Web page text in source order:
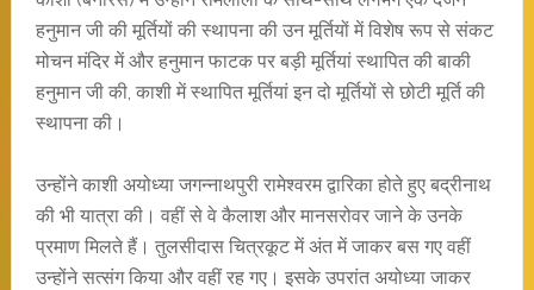
हनुमान जी की मूर्तियों की स्थापना की उन मूर्तियों में विशेष रूप से संकट
मोचन मंदिर में और हनुमान फाटक पर बड़ी मूर्तियां स्थापित की बाकी
हनुमान जी की, काशी में स्थापित मूर्तियां इन दो मूर्तियों से छोटी मूर्ति की
स्थापना की।
उन्होंने काशी अयोध्या जगन्नाथपुरी रामेश्वरम द्वारिका होते हुए बद्रीनाथ
की भी यात्रा की। वहीं से वे कैलाश और मानसरोवर जाने के उनके
प्रमाण मिलते हैं। तुलसीदास चित्रकूट में अंत में जाकर बस गए वहीं
उन्होंने सत्संग किया और वहीं रह गए। इसके उपरांत अयोध्या जाकर